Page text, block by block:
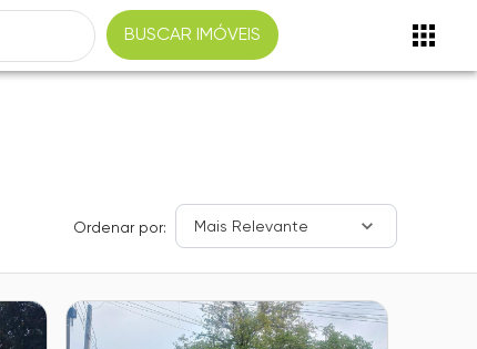
BUSCAR IMÓVEIS
Ordenar por: Mais Relevante